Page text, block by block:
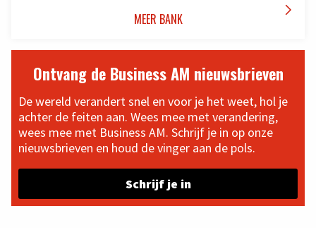
MEER BANK 
Ontvang de Business AM nieuwsbrieven
De wereld verandert snel en voor je het weet, hol je
achter de feiten aan. Wees mee met verandering,
wees mee met Business AM. Schrijf je in op onze
nieuwsbrieven en houd de vinger aan de pols.
Schrijf je in